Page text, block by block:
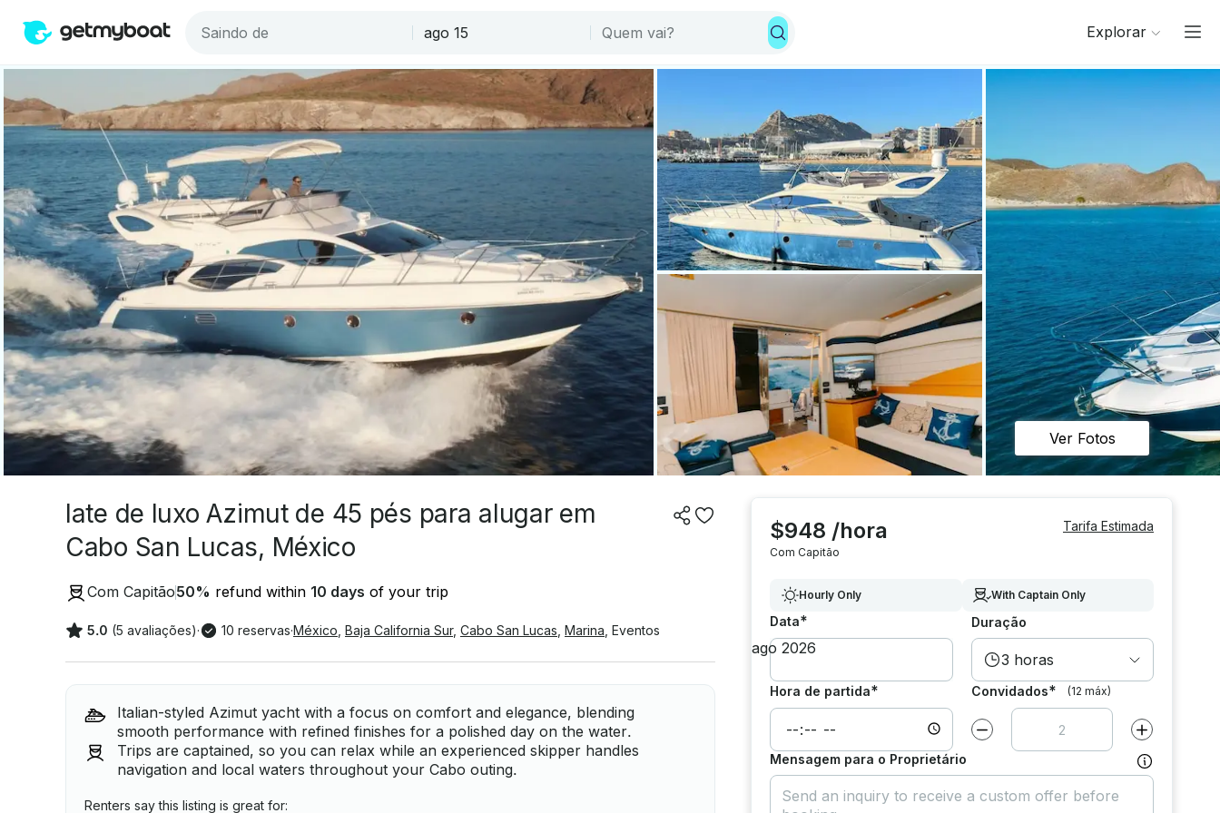
Explorar
Ver Fotos
Iate de luxo Azimut de 45 pés para alugar em
Cabo San Lucas, México
Com Capitão50% refund within 10 days of your trip
5.0 (5 avaliações)· 10 reservas·México Baja California Sur, Cabo San Lucas Marina Eventos
Italian-styled Azimut yacht with a focus on comfort and elegance, blending
smooth performance with refined finishes for a polished day on the water.
Trips are captained, so you can relax while an experienced skipper handles
navigation and local waters throughout your Cabo outing.
Renters say this listing is great for:
$948 /hora
Com Capitão
Tarifa Estimada
Hourly Only With Captain Only
Data* Duração
3 horas
Hora de partida* Convidados* (12 máx)
Diminuir valor por Aumentar
Mensagem para o Proprietário